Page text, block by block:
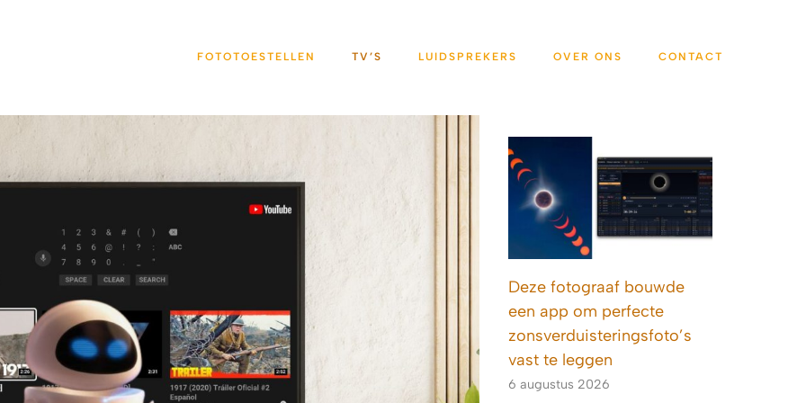
FOTOTOESTELLEN TV’S LUIDSPREKERS OVER ONS CONTACT
Deze fotograaf bouwde
een app om perfecte
zonsverduisteringsfoto’s
vast te leggen
6 augustus 2026